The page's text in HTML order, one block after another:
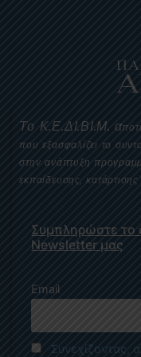
Το Κ.Ε.ΔΙ.ΒΙ.Μ. α
που εξασφαλίζει το
στην ανάπτυξη
εκπαίδευσης,
Συμπληρώστε το
Newsletter μας
Email
Συνεχίζοντας,